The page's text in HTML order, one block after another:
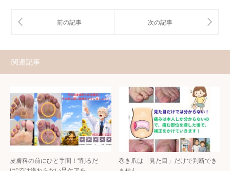
関連記事
皮膚科の前にひと手間！“削るだ
巻き爪は「見た目」だけで判断でき